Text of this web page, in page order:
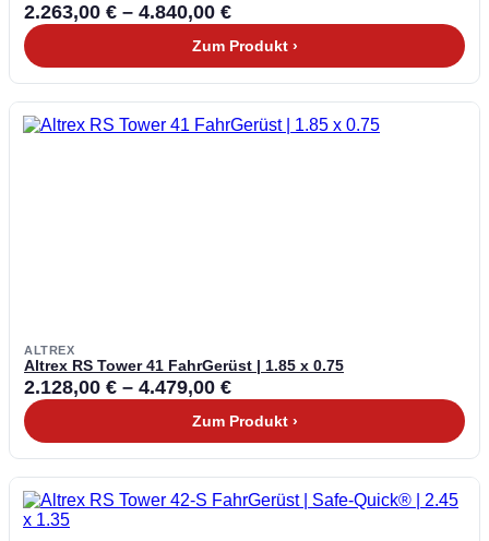
2.263,00 € – 4.840,00 €
Zum Produkt ›
ALTREX
Altrex RS Tower 41 FahrGerüst | 1.85 x 0.75
2.128,00 € – 4.479,00 €
Zum Produkt ›